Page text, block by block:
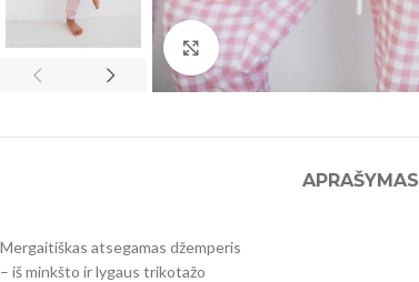
Click to enlarge
APRAŠYMAS
Mergaitiškas atsegamas džemperis
– iš minkšto ir lygaus trikotažo